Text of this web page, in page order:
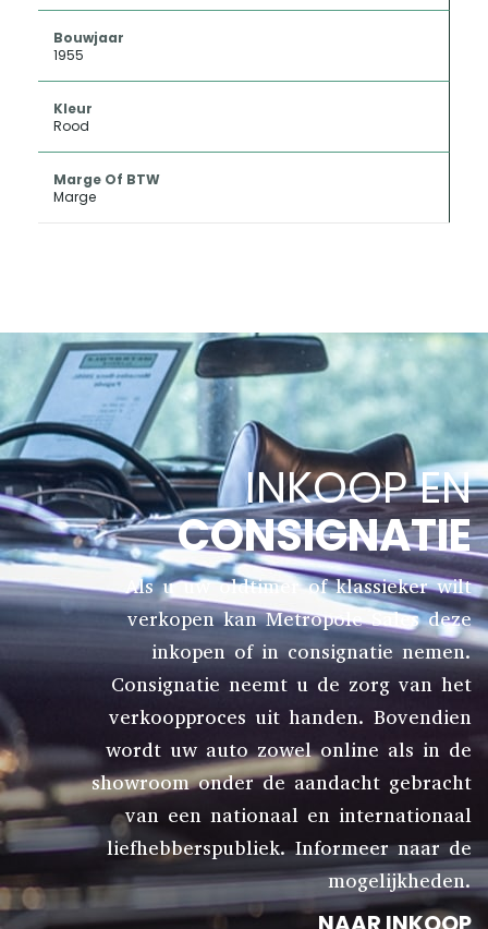
Bouwjaar
1955
Kleur
Rood
Marge Of BTW
Marge
INKOOP EN
CONSIGNATIE
Als u uw oldtimer of klassieker wilt
verkopen kan Metropole Sales deze
inkopen of in consignatie nemen.
Consignatie neemt u de zorg van het
verkoopproces uit handen. Bovendien
wordt uw auto zowel online als in de
showroom onder de aandacht gebracht
van een nationaal en internationaal
liefhebberspubliek. Informeer naar de
mogelijkheden.